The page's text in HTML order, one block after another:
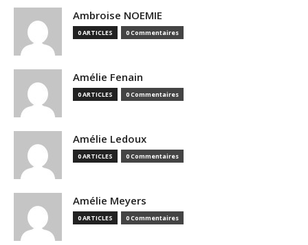
Ambroise NOEMIE
0 ARTICLES 0 Commentaires
Amélie Fenain
0 ARTICLES 0 Commentaires
Amélie Ledoux
0 ARTICLES 0 Commentaires
Amélie Meyers
0 ARTICLES 0 Commentaires